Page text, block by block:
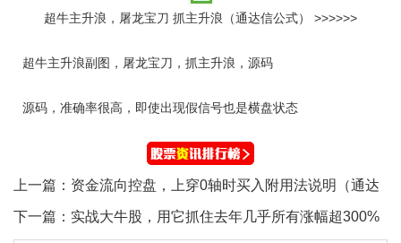
超牛主升浪，屠龙宝刀 抓主升浪（通达信公式） >>>>>>
超牛主升浪副图，屠龙宝刀，抓主升浪，源码
源码，准确率很高，即使出现假信号也是横盘状态
上一篇： 资金流向控盘，上穿0轴时买入附用法说明（通达
信公式）
下一篇： 实战大牛股，用它抓住去年几乎所有涨幅超300%